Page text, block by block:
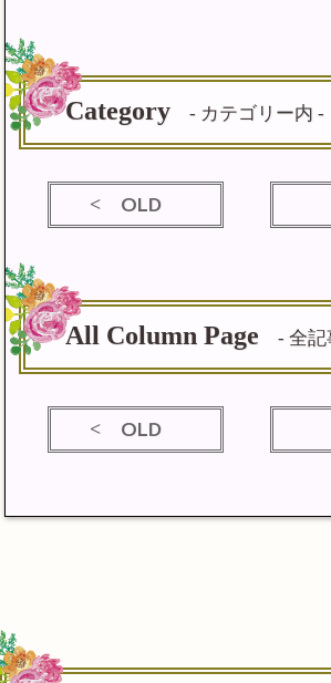
Category - カテゴリー内 -
OLD
All Column Page - 全記
OLD